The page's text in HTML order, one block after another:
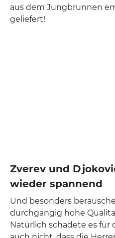
aus dem Jungbrunnen
geliefert!
Zverev und
wieder spannend
Und besonders
durchgängig hohe
Natürlich schadete es für